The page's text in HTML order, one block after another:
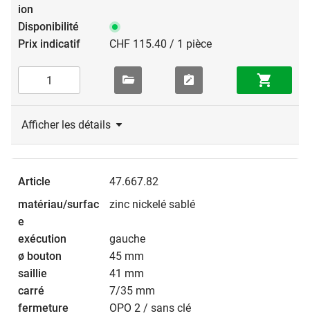
CHF 115.40 / 1 pièce
Afficher les détails
47.667.82
zinc nickelé sablé
gauche
45 mm
41 mm
7/35 mm
OPO 2 / sans clé